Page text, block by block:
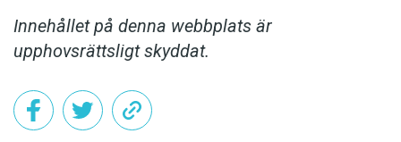
Innehållet på denna webbplats är
upphovsrättsligt skyddat.